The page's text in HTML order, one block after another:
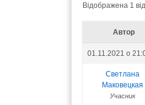
Відображена 1
Автор
01.11.2021 о
Светлана
Маковецкая
Учасник